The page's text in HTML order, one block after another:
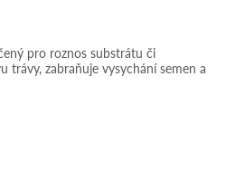
pro roznos substrátu či
trávy, zabraňuje vysychání semen a